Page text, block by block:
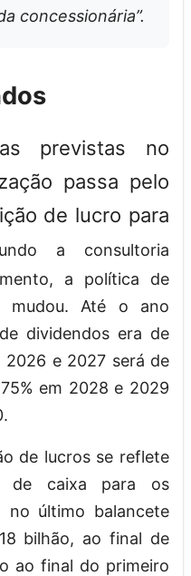
concessionária”.
previstas no
passa pelo
de lucro para
a consultoria
a política de
mudou. Até o ano
dividendos era de
2026 e 2027 será de
em 2028 e 2029
de lucros se reflete
de caixa para os
no último balancete
bilhão, ao final de
ao final do primeiro